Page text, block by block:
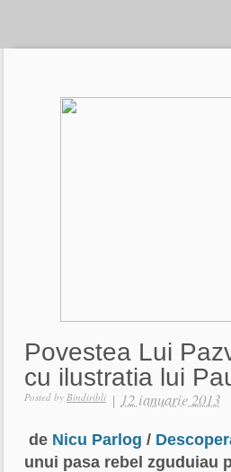
Povestea Lui
cu ilustratia lui
Posted by Bindiribli | 12 ianuarie 2013
de Nicu Parlog /
unui pasa rebel zguduiau